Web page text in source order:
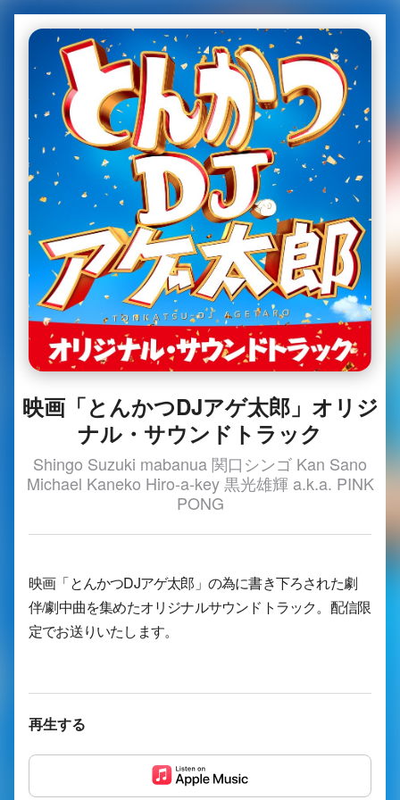
映画「とんかつDJアゲ太郎」オリジ
ナル・サウンドトラック
Shingo Suzuki mabanua 関口シンゴ Kan Sano
Michael Kaneko Hiro-a-key 黒光雄輝 a.k.a. PINK
PONG
映画「とんかつDJアゲ太郎」の為に書き下ろされた劇
伴/劇中曲を集めたオリジナルサウンドトラック。配信限
定でお送りいたします。
再生する